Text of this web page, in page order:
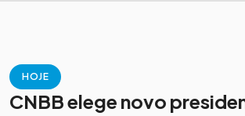
HOJE
CNBB elege novo